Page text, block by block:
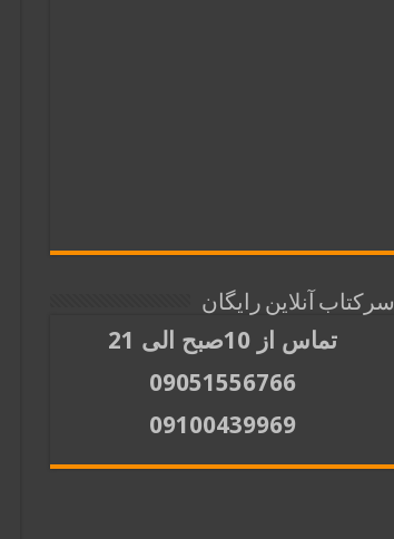
سرکتاب آنلاین رایگان
تماس از 10صبح الی 21
09051556766
09100439969